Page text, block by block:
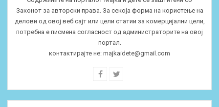
Законот за авторски права. За секоја форма на користење на
делови од овој веб сајт или цели статии за комерцијални цели,
потребна е писмена согласност од администраторите на овој
портал.
контактирајте не: majkaidete@gmail.com